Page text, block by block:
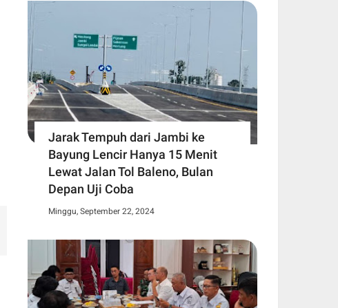
Jarak Tempuh dari Jambi ke
Bayung Lencir Hanya 15 Menit
Lewat Jalan Tol Baleno, Bulan
Depan Uji Coba
Minggu, September 22, 2024